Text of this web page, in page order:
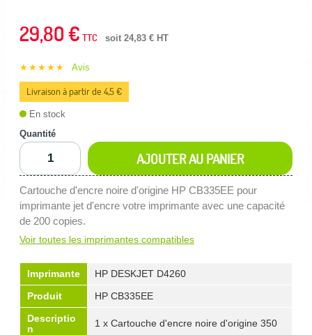
29,80 € TTC soit 24,83 € HT
★★★★★ Avis
Livraison à partir de 4,5 €
En stock
Quantité
AJOUTER AU PANIER
Cartouche d'encre noire d'origine HP CB335EE pour
imprimante jet d'encre votre imprimante avec une capacité
de 200 copies.
Voir toutes les imprimantes compatibles
Imprimante
HP DESKJET D4260
Produit
HP CB335EE
Descriptio
n
1 x Cartouche d'encre noire d'origine 350